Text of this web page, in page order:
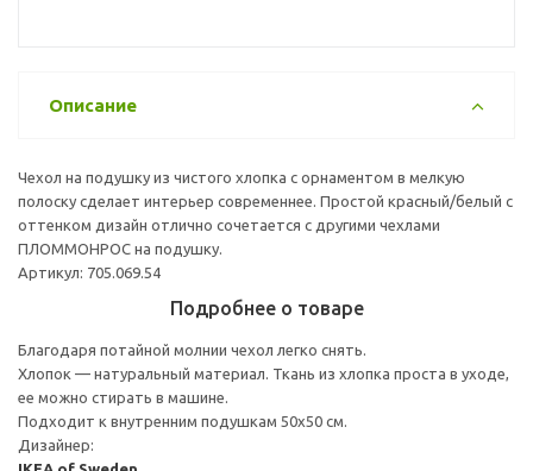
Описание
Чехол на подушку из чистого хлопка с орнаментом в мелкую
полоску сделает интерьер современнее. Простой красный/белый с
оттенком дизайн отлично сочетается с другими чехлами
ПЛОММОНРОС на подушку.
Артикул: 705.069.54
Подробнее о товаре
Благодаря потайной молнии чехол легко снять.
Хлопок — натуральный материал. Ткань из хлопка проста в уходе,
ее можно стирать в машине.
Подходит к внутренним подушкам 50х50 см.
Дизайнер: